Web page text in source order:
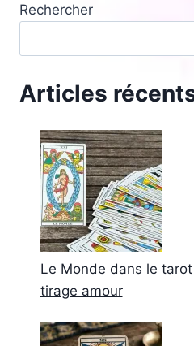
Rechercher
Articles
Le Monde dans le
tirage amour